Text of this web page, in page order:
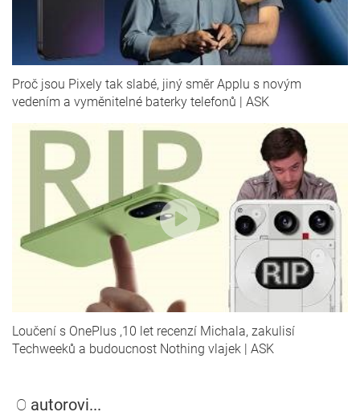
O autorovi...
Proč jsou Pixely tak slabé, jiný směr Applu s novým
vedením a vyměnitelné baterky telefonů | ASK
Loučení s OnePlus ,10 let recenzí Michala, zakulisí
Techweeků a budoucnost Nothing vlajek | ASK